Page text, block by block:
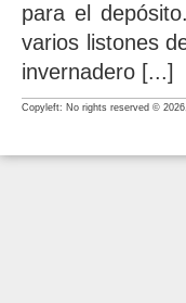
para el
varios listones
invernadero [...]
Copyleft: No rights reserved ©